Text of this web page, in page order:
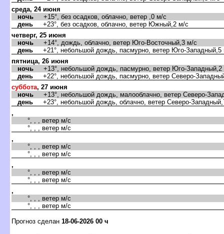
среда, 24 июня
ночь +15°, без осадков, облачно, ветер ,0 м/с
день +23°, без осадков, облачно, ветер Южный,2 м/с
четверг, 25 июня
ночь +14°, дождь, облачно, ветер Юго-Восточный,3 м/с
день +21°, небольшой дождь, пасмурно, ветер Юго-Западный,5
пятница, 26 июня
ночь +13°, небольшой дождь, пасмурно, ветер Юго-Западный,2
день +22°, небольшой дождь, пасмурно, ветер Северо-
суббота, 27 июня
ночь +13°, небольшой дождь, малооблачно, ветер Северо-
день +23°, небольшой дождь, облачно, ветер Северо-
,
°, , , ветер м/с
°, , , ветер м/с
,
°, , , ветер м/с
°, , , ветер м/с
,
°, , , ветер м/с
°, , , ветер м/с
,
°, , , ветер м/с
°, , , ветер м/с
Прогноз сделан 18-06-2026 00 ч